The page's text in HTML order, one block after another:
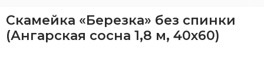
Скамейка «Березка» без спинки
(Ангарская сосна 1,8 м, 40х60)